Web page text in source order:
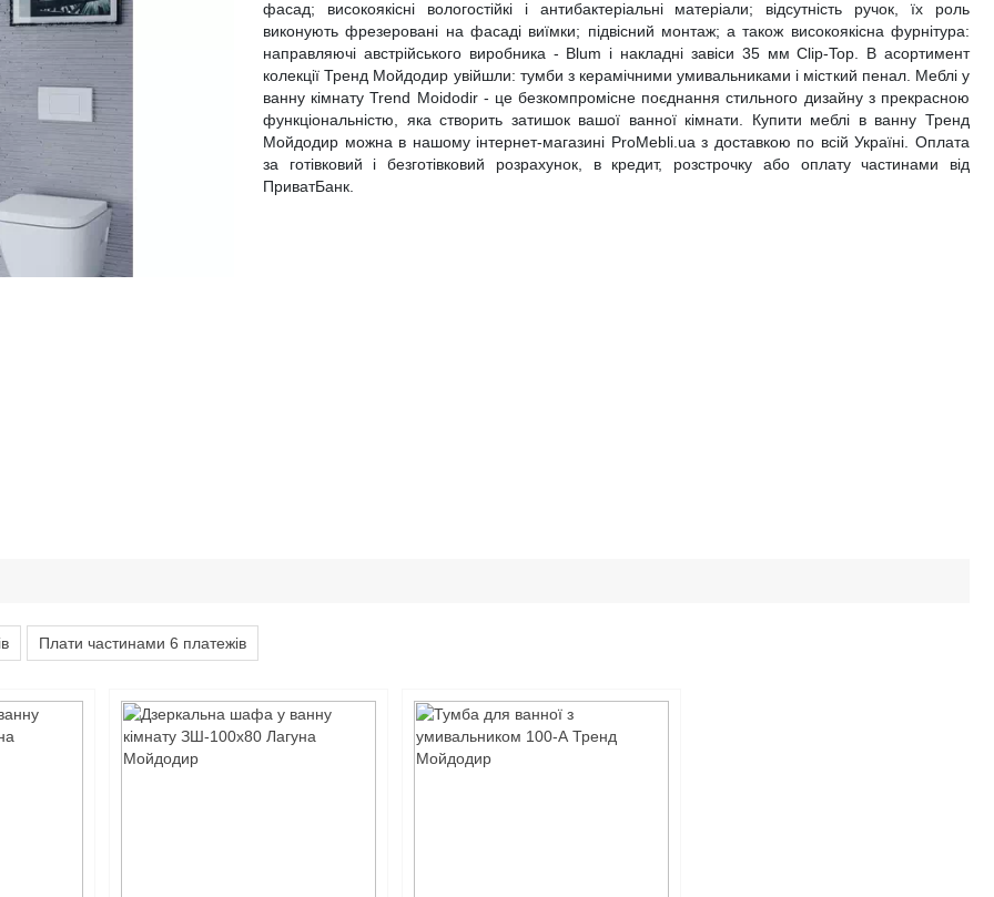
фасад; високоякісні вологостійкі і антибактеріальні матеріали; відсутність ручок, їх роль
виконують фрезеровані на фасаді виїмки; підвісний монтаж; а також високоякісна фурнітура:
направляючі австрійського виробника - Blum і накладні завіси 35 мм Clip-Top. В асортимент
колекції Тренд Мойдодир увійшли: тумби з керамічними умивальниками і місткий пенал. Меблі у
ванну кімнату Trend Moidodir - це безкомпромісне поєднання стильного дизайну з прекрасною
функціональністю, яка створить затишок вашої ванної кімнати. Купити меблі в ванну Тренд
Мойдодир можна в нашому інтернет-магазині ProMebli.ua з доставкою по всій Україні. Оплата
за готівковий і безготівковий розрахунок, в кредит, розстрочку або оплату частинами від
ПриватБанк.
Плати частинами 6 платежів